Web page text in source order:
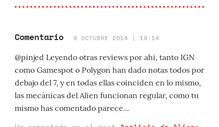
Comentario 9 OCTUBRE 2014 | 19:14
@pinjed Leyendo otras reviews por ahi, tanto IGN
como Gamespot o Polygon han dado notas todos por
debajo del 7, y en todas ellas coinciden en lo mismo,
las mecánicas del Alien funcionan regular, como tu
mismo has comentado parece...